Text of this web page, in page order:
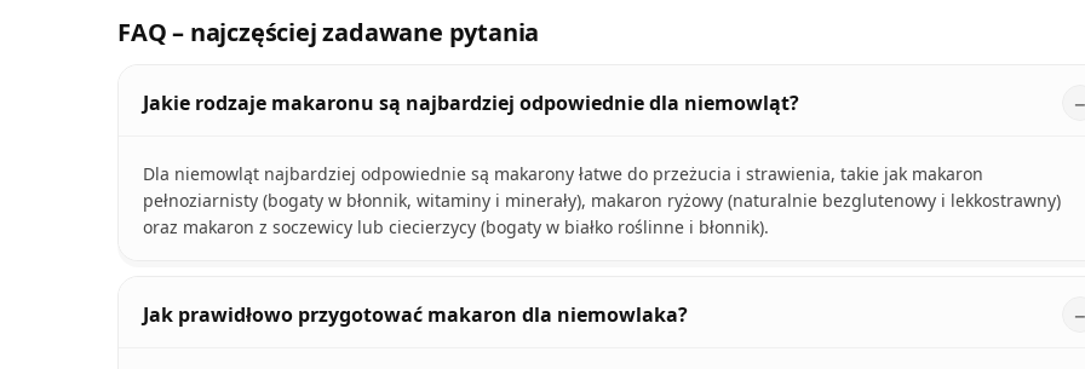
FAQ – najczęściej zadawane pytania
Jakie rodzaje makaronu są najbardziej odpowiednie dla niemowląt?
Dla niemowląt najbardziej odpowiednie są makarony łatwe do przeżucia i strawienia, takie jak makaron
pełnoziarnisty (bogaty w błonnik, witaminy i minerały), makaron ryżowy (naturalnie bezglutenowy i lekkostrawny)
oraz makaron z soczewicy lub ciecierzycy (bogaty w białko roślinne i błonnik).
Jak prawidłowo przygotować makaron dla niemowlaka?